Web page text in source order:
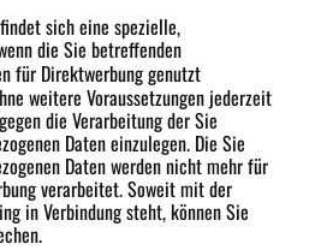
sich eine spezielle,
die Sie betreffenden
für Direktwerbunggenutzt
weitere Voraussetzungen jederzeit
die Verarbeitung der Sie
Daten einzulegen. Die Sie
Daten werden nicht mehr für
verarbeitet. Soweit mit der
in Verbindung steht, können Sie